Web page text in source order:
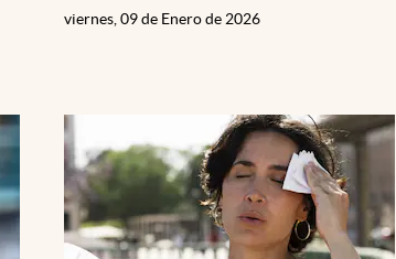
viernes, 09 de Enero de 2026